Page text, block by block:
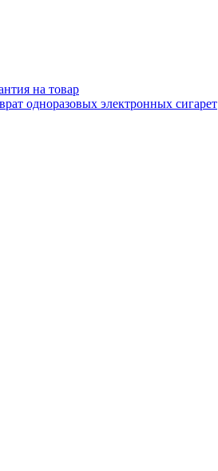
на товар
одноразовых электронных сигарет